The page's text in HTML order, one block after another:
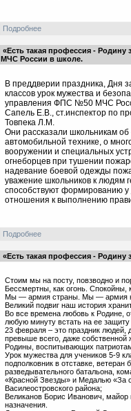
Подробнее
«Есть такая профессия - Родину
МЧС России в школе.
В преддверии праздника, Дня
классов урок мужества и
управления ФПС №50 МЧС
Сапель Е.В., ст.инспектор по
Товпека Л.М.
Они рассказали школьникам
автомобильной технике, о
вооружении и специальных
огнеборцев при тушении
надевание боевой одежды
уважение школьников к людям
способствуют формированию у
отношения к выполнению
Подробнее
«Есть такая профессия -
Стоим мы на посту, повзводно и
Бессмертны, как огонь. Спокойны,
Мы — армия страны. Мы — армия
Великий подвиг наш история
Во все времена любовь к Родине,
любую минуту встать на ее
23 февраля – это праздник людей,
превыше всего, даже собственной
Родины, воспитывающих
Урок мужества для учеников 5-9
подполковник в отставке,
разведывательного батальона,
«Красной Звезды» и Медалью «За
Василеостровского района;
Великанов Борис Иванович, майор
назначения.